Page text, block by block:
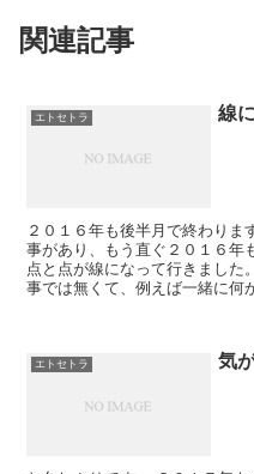
関連記事
エトセトラ 線
２０１６年も後半月で終わり
事があり、もう直ぐ２０１６年
点と点が線になって行きました
事では無くて、例えば一緒に何
エトセトラ 気